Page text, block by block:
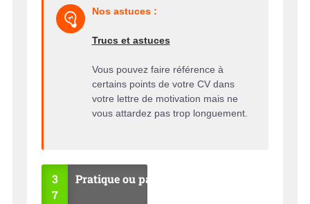
Nos astuces :
Trucs et astuces
Vous pouvez faire référence à
certains points de votre CV dans
votre lettre de motivation mais ne
vous attardez pas trop longuement.
3
7
Pratique ou pas ?